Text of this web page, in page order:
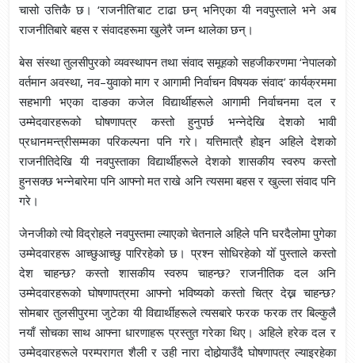
चासो उत्तिकै छ। ‘राजनीति’बाट टाढा छन् भनिएका यी नवपुस्ताले भने अब
राजनीतिबारे बहस र संवादहरूमा खुलेरै जम्न थालेका छन्।
बेस संस्था तुलसीपुरको व्यवस्थापन तथा संवाद समूहको सहजीकरणमा ‘नेपालको
वर्तमान अवस्था, नव–युवाको माग र आगामी निर्वाचन विषयक संवाद’ कार्यक्रममा
सहभागी भएका दाङका कजेल विद्यार्थीहरूले आगामी निर्वाचनमा दल र
उम्मेदवारहरूको घोषणापत्र कस्तो हुनुपर्छ भन्नेदेखि देशको भावी
प्रधानमन्त्रीसम्मका परिकल्पना पनि गरे। यत्तिमात्रै होइन अहिले देशको
राजनीतिदेखि यी नवपुस्ताका विद्यार्थीहरूले देशको शासकीय स्वरुप कस्तो
हुनसक्छ भन्नेबारेमा पनि आफ्नो मत राखे अनि त्यसमा बहस र खुल्ला संवाद पनि
गरे।
जेनजीको त्यो विद्रोहले नवपुस्तमा ल्याएको चेतनाले अहिले पनि घरदैलोमा पुगेका
उम्मेदवारहरू आच्छुआच्छु पारिरहेको छ। प्रश्न सोधिरहेको योँ पुस्ताले कस्तो
देश चाहन्छ? कस्तो शासकीय स्वरुप चाहन्छ? राजनीतिक दल अनि
उम्मेदवारहरूको घोषणापत्रमा आफ्नो भविष्यको कस्तो चित्र देख्न चाहन्छ?
सोमबार तुलसीपुरमा जुटेका यी विद्यार्थीहरूले त्यसबारे फरक फरक तर बिल्कुलै
नयाँ सोचका साथ आफ्ना धारणाहरू प्रस्तुत गरेका थिए। अहिले हरेक दल र
उम्मेदवारहरूले परम्परागत शैली र उही नारा दोहोर्‍याउँदै घोषणापत्र ल्याइरहेका